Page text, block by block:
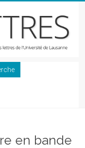
en bande